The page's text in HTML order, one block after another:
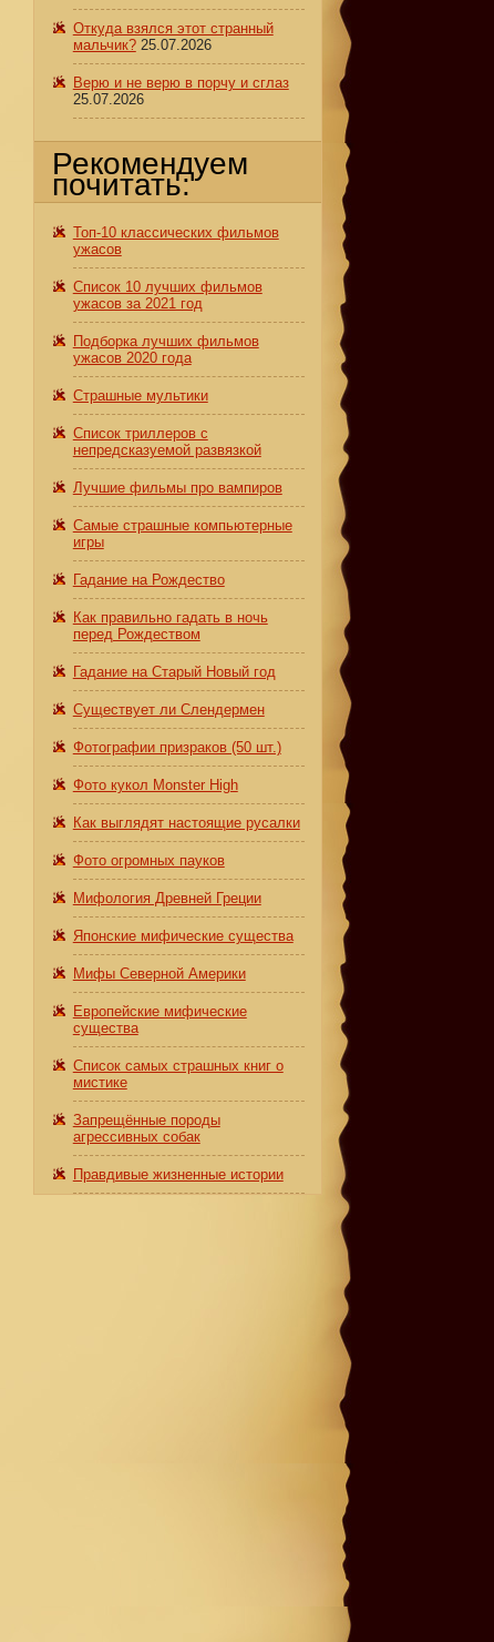
Откуда взялся этот странный
мальчик? 25.07.2026
Верю и не верю в порчу и сглаз
25.07.2026
Рекомендуем
почитать:
Топ-10 классических фильмов
ужасов
Список 10 лучших фильмов
ужасов за 2021 год
Подборка лучших фильмов
ужасов 2020 года
Страшные мультики
Список триллеров с
непредсказуемой развязкой
Лучшие фильмы про вампиров
Самые страшные компьютерные
игры
Гадание на Рождество
Как правильно гадать в ночь
перед Рождеством
Гадание на Старый Новый год
Существует ли Слендермен
Фотографии призраков (50 шт.)
Фото кукол Monster High
Как выглядят настоящие русалки
Фото огромных пауков
Мифология Древней Греции
Японские мифические существа
Мифы Северной Америки
Европейские мифические
существа
Список самых страшных книг о
мистике
Запрещённые породы
агрессивных собак
Правдивые жизненные истории